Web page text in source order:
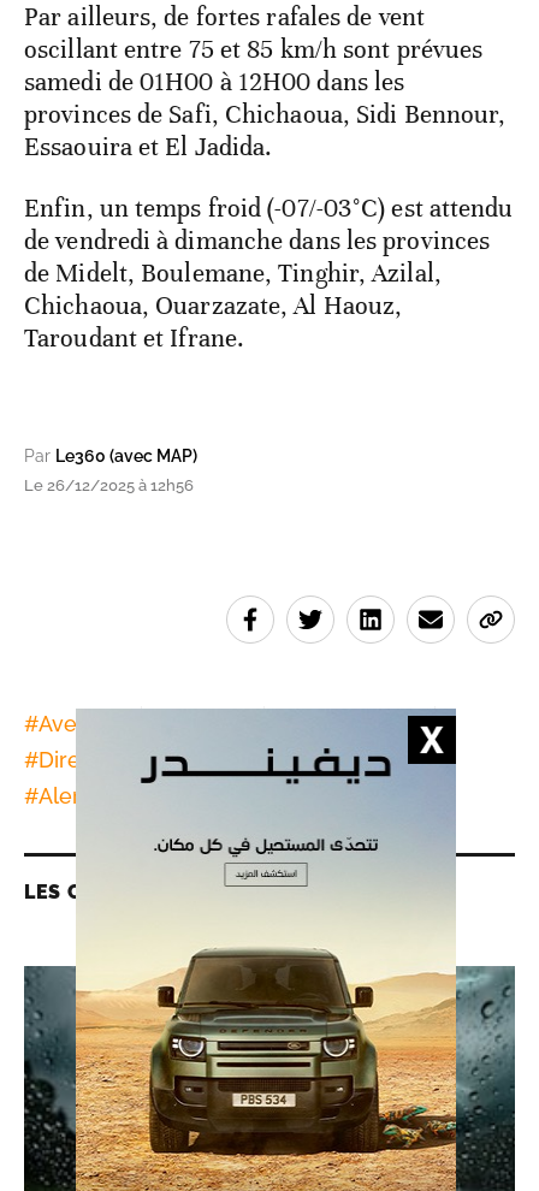
Par ailleurs, de fortes rafales de vent
oscillant entre 75 et 85 km/h sont prévues
samedi de 01H00 à 12H00 dans les
provinces de Safi, Chichaoua, Sidi Bennour,
Essaouira et El Jadida.
Enfin, un temps froid (-07/-03°C) est attendu
de vendredi à dimanche dans les provinces
de Midelt, Boulemane, Tinghir, Azilal,
Chichaoua, Ouarzazate, Al Haouz,
Taroudant et Ifrane.
Par Le360 (avec MAP)
Le 26/12/2025 à 12h56
#Averses
Sidi Kacem
#Direction Générale de la Météo
#Alerte Météo
LES CONTENUS LIÉS